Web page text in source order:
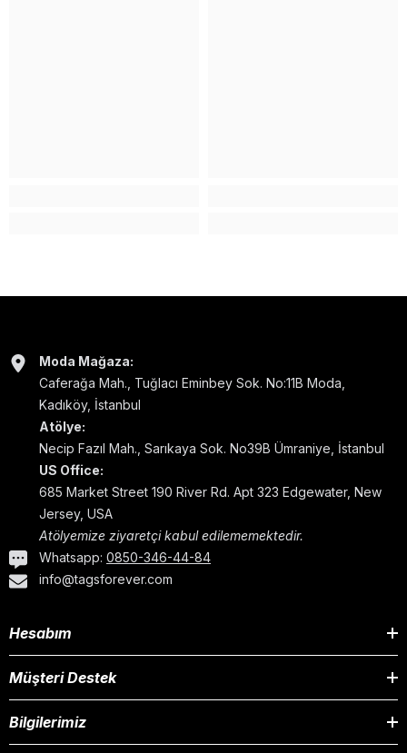
Moda Mağaza:
Caferağa Mah., Tuğlacı Eminbey Sok. No:11B Moda,
Kadıköy, İstanbul
Atölye:
Necip Fazıl Mah., Sarıkaya Sok. No39B Ümraniye, İstanbul
US Office:
685 Market Street 190 River Rd. Apt 323 Edgewater, New
Jersey, USA
Atölyemize ziyaretçi kabul edilememektedir.
Whatsapp: 0850-346-44-84
info@tagsforever.com
Hesabım
Müşteri Destek
Bilgilerimiz